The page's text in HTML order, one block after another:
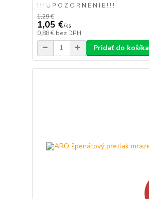
! ! ! U P O Z O R N E N I E ! ! !
1,29 €
1,05 €/ks
0,88 € bez DPH
Pridať do košíka